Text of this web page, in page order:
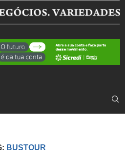
BUSTOUR